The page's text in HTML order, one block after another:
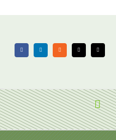
FacebookLinkedIn Rss X Email